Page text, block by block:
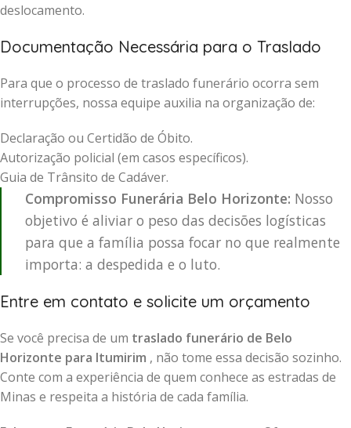
deslocamento.
Documentação Necessária para o Traslado
Para que o processo de traslado funerário ocorra sem
interrupções, nossa equipe auxilia na organização de:
Declaração ou Certidão de Óbito.
Autorização policial (em casos específicos).
Guia de Trânsito de Cadáver.
Compromisso Funerária Belo Horizonte: Nosso
objetivo é aliviar o peso das decisões logísticas
para que a família possa focar no que realmente
importa: a despedida e o luto.
Entre em contato e solicite um orçamento
Se você precisa de um traslado funerário de Belo
Horizonte para Itumirim , não tome essa decisão sozinho.
Conte com a experiência de quem conhece as estradas de
Minas e respeita a história de cada família.